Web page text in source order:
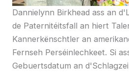
Dannielynn Birkhead ass an
de Paternitéitsfall an hiert
Kannerkënschtler an
Fernseh Perséinlechkeet. Si
Gebuertsdatum an